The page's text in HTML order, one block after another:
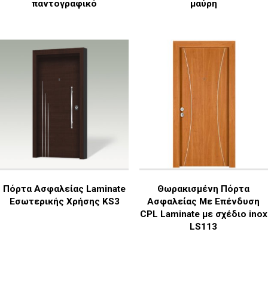
παντογραφικό
μαύρη
Πόρτα Ασφαλείας Laminate
Εσωτερικής Χρήσης KS3
Θωρακισμένη Πόρτα
Ασφαλείας Με Επένδυση
CPL Laminate με σχέδιο inox
LS113